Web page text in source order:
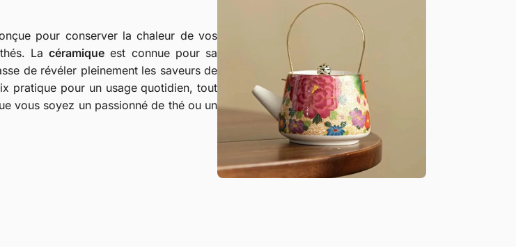
pour conserver la chaleur de vos
thés. Lacéramique est connue pour sa
de révéler pleinement les saveurs de
pratique pour un usage quotidien, tout
vous soyez un passionné de thé ou un